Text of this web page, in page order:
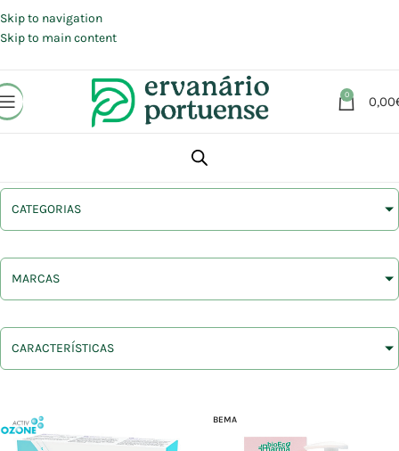
Skip to navigation
Skip to main content
0 0,00
CATEGORIAS
MARCAS
CARACTERÍSTICAS
BEMA